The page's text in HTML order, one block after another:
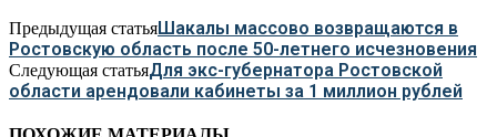
Предыдущая статьяШакалы массово возвращаются в
Ростовскую область после 50-летнего исчезновения
Следующая статьяДля экс-губернатора Ростовской
области арендовали кабинеты за 1 миллион рублей